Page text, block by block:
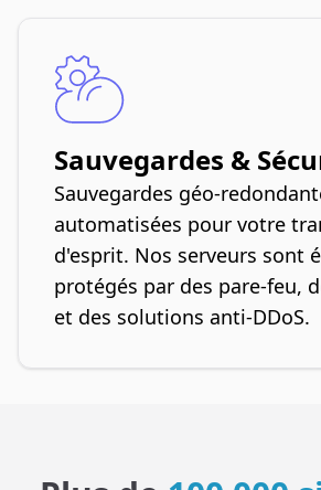
Sauvegardes &
Sauvegardes géo-
automatisées pour votre
d'esprit. Nos serveurs sont
protégés par des pare-feu,
et des solutions anti-DDoS.